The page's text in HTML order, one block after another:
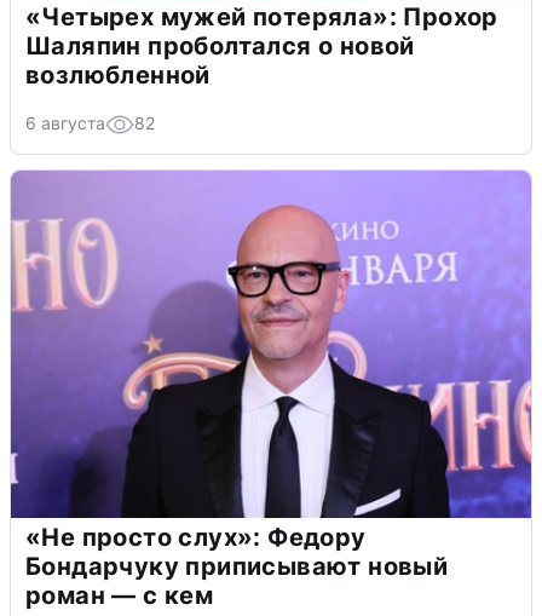
«Четырех мужей потеряла»: Прохор
Шаляпин проболтался о новой
возлюбленной
6 августа 82
«Не просто слух»: Федору
Бондарчуку приписывают новый
роман — с кем